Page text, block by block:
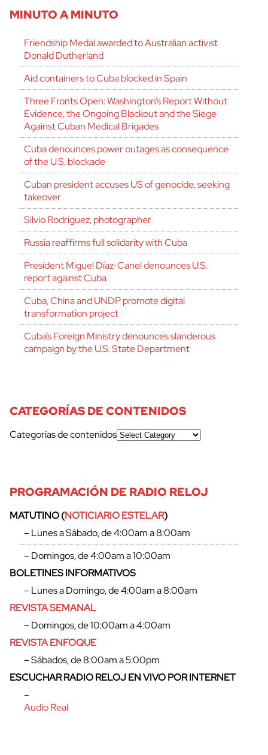
MINUTO A MINUTO
Friendship Medal awarded to Australian activist
Donald Dutherland
Aid containers to Cuba blocked in Spain
Three Fronts Open: Washington’s Report Without
Evidence, the Ongoing Blackout and the Siege
Against Cuban Medical Brigades
Cuba denounces power outages as consequence
of the U.S. blockade
Cuban president accuses US of genocide, seeking
takeover
Silvio Rodríguez, photographer
Russia reaffirms full solidarity with Cuba
President Miguel Díaz-Canel denounces U.S.
report against Cuba
Cuba, China and UNDP promote digital
transformation project
Cuba’s Foreign Ministry denounces slanderous
campaign by the U.S. State Department
CATEGORÍAS DE CONTENIDOS
Categorías de contenidos
PROGRAMACIÓN DE RADIO RELOJ
MATUTINO (NOTICIARIO ESTELAR)
– Lunes a Sábado, de 4:00am a 8:00am
– Domingos, de 4:00am a 10:00am
BOLETINES INFORMATIVOS
– Lunes a Domingo, de 4:00am a 8:00am
REVISTA SEMANAL
– Domingos, de 10:00am a 4:00am
REVISTA ENFOQUE
– Sábados, de 8:00am a 5:00pm
ESCUCHAR RADIO RELOJ EN VIVO POR INTERNET
–
Audio Real